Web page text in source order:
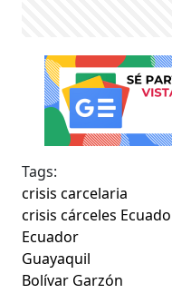
Tags:
crisis carcelaria
crisis cárceles
Ecuador
Guayaquil
Bolívar Garzón